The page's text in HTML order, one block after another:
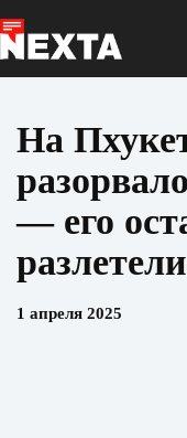
к
сути
На
— его
1 апреля 2025